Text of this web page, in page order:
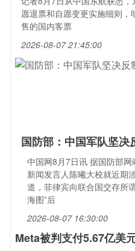
愿退票和自愿变更实施细则
售的国内客票
2026-08-07 21:45:00
国防部：中国军队坚
中国网8月7日讯 据国防部
新闻发言人陈曦大校就近期
道，菲律宾向联合国交存所
海图”后
2026-08-07 16:30:00
Meta被判支付5.67亿美